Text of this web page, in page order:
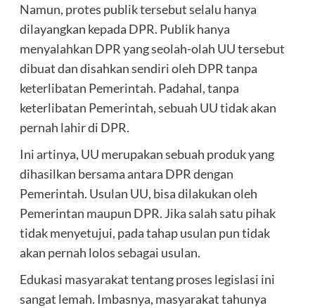
Namun, protes publik tersebut selalu hanya
dilayangkan kepada DPR. Publik hanya
menyalahkan DPR yang seolah-olah UU tersebut
dibuat dan disahkan sendiri oleh DPR tanpa
keterlibatan Pemerintah. Padahal, tanpa
keterlibatan Pemerintah, sebuah UU tidak akan
pernah lahir di DPR.
Ini artinya, UU merupakan sebuah produk yang
dihasilkan bersama antara DPR dengan
Pemerintah. Usulan UU, bisa dilakukan oleh
Pemerintan maupun DPR. Jika salah satu pihak
tidak menyetujui, pada tahap usulan pun tidak
akan pernah lolos sebagai usulan.
Edukasi masyarakat tentang proses legislasi ini
sangat lemah. Imbasnya, masyarakat tahunya